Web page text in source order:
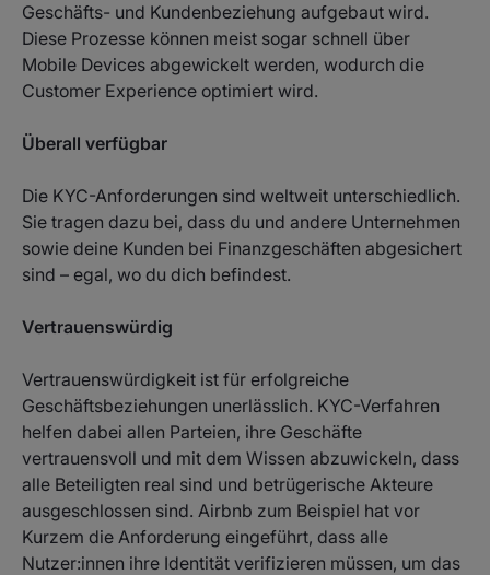
Geschäfts- und Kundenbeziehung aufgebaut wird.
Diese Prozesse können meist sogar schnell über
Mobile Devices abgewickelt werden, wodurch die
Customer Experience optimiert wird.
Überall verfügbar
Die KYC-Anforderungen sind weltweit unterschiedlich.
Sie tragen dazu bei, dass du und andere Unternehmen
sowie deine Kunden bei Finanzgeschäften abgesichert
sind – egal, wo du dich befindest.
Vertrauenswürdig
Vertrauenswürdigkeit ist für erfolgreiche
Geschäftsbeziehungen unerlässlich. KYC-Verfahren
helfen dabei allen Parteien, ihre Geschäfte
vertrauensvoll und mit dem Wissen abzuwickeln, dass
alle Beteiligten real sind und betrügerische Akteure
ausgeschlossen sind. Airbnb zum Beispiel hat vor
Kurzem die Anforderung eingeführt, dass alle
Nutzer:innen ihre Identität verifizieren müssen, um das